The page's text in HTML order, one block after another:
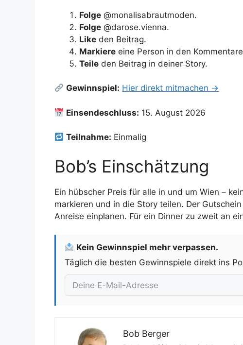
Folge @monalisabrautmoden.
Folge @darose.vienna.
Like den Beitrag.
Markiere eine Person in den
Teile den Beitrag in deiner Story.
Gewinnspiel: Hier direkt mitmachen →
Einsendeschluss: 15. August 2026
Teilnahme: Einmalig
Bob’s Einschätzung
Ein hübscher Preis für alle in und um Wien –
markieren und in die Story teilen. Der
Anreise einplanen. Für ein Dinner zu zweit an
Kein Gewinnspiel mehr verpassen.
Täglich die besten Gewinnspiele direkt ins
Bob Berger